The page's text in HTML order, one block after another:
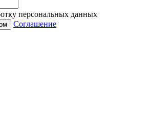
персональных данных
Соглашение